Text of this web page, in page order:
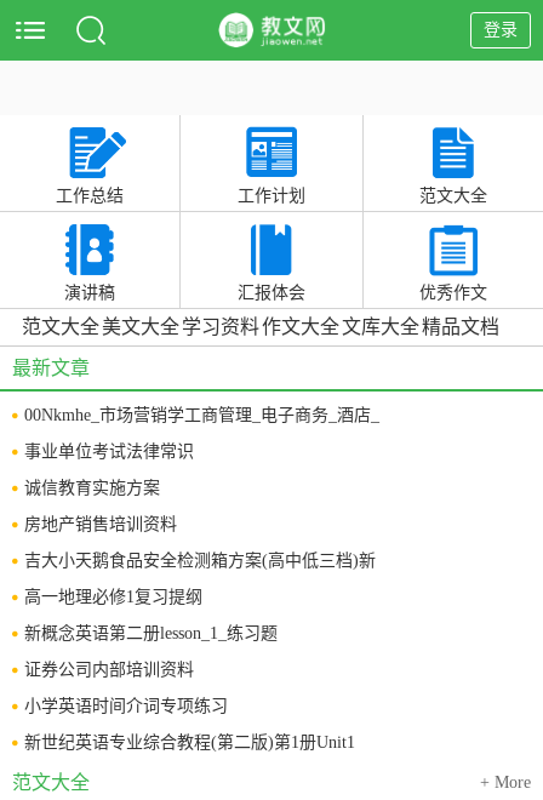
登录
工作总结 工作计划 范文大全
演讲稿 汇报体会 优秀作文
范文大全美文大全学习资料作文大全文库大全精品文档
最新文章
00Nkmhe_市场营销学工商管理_电子商务_酒店_
事业单位考试法律常识
诚信教育实施方案
房地产销售培训资料
吉大小天鹅食品安全检测箱方案(高中低三档)新
高一地理必修1复习提纲
新概念英语第二册lesson_1_练习题
证券公司内部培训资料
小学英语时间介词专项练习
新世纪英语专业综合教程(第二版)第1册Unit1
范文大全 + More